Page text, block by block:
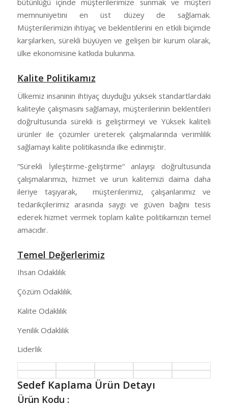
bütünlüğü içinde müşterilerimize sunmak ve müşteri
memnuniyetini en üst düzey de sağlamak.
Müşterilerimizin ihtiyaç ve beklentilerini en etkili biçimde
karşılarken, sürekli büyüyen ve gelişen bir kurum olarak,
ülke ekonomisine katkıda bulunma.
Kalite Politikamız
Ülkemiz insaninin ihtiyaç duyduğu yüksek standartlardaki
kaliteyle çalışmasını sağlamayı, müşterilerinin beklentileri
doğrultusunda sürekli is geliştirmeyi ve Yüksek kaliteli
ürünler ile çözümler üreterek çalışmalarında verimlilik
sağlamayı kalite politikasında ilke edinmiştir.
“Sürekli İyileştirme-geliştirme“ anlayışı doğrultusunda
çalışmalarımızı, hizmet ve urun kalitemizi daima daha
ileriye taşıyarak, müşterilerimiz, çalışanlarımız ve
tedarikçilerimiz arasında saygı ve güven bağını tesis
ederek hizmet vermek toplam kalite politikamızın temel
amacıdır.
Temel Değerlerimiz
Ihsan Odaklılık
Çözüm Odaklılık.
Kalite Odaklılık
Yenilik Odaklılık
Liderlik
Sedef Kaplama Ürün Detayı
Ürün Kodu :